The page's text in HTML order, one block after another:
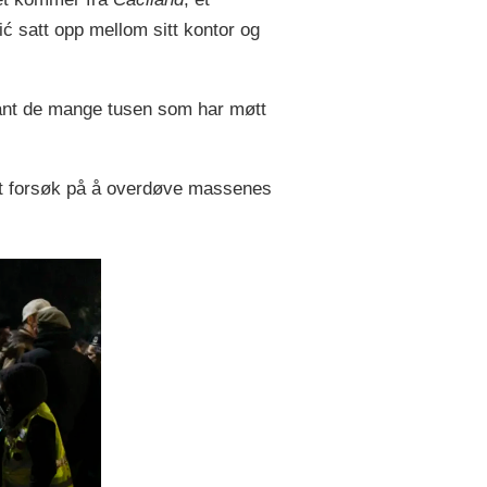
i
satt opp mellom sitt kontor og
de mange tusen som har møtt
på å overdøve massenes